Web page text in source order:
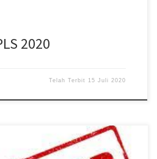
2020
Telah Terbit 15 Juli 2020